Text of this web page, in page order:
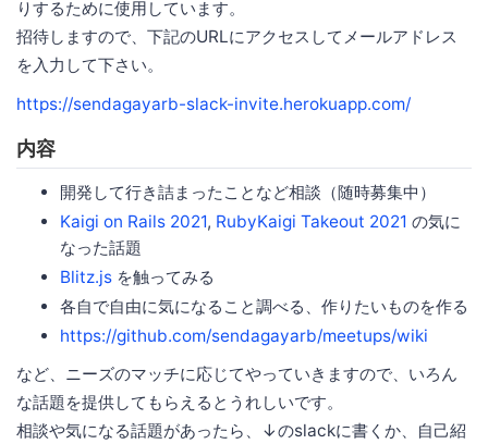
りするために使用しています。
招待しますので、下記のURLにアクセスしてメールアドレス
を入力して下さい。
https://sendagayarb-slack-invite.herokuapp.com/
内容
開発して行き詰まったことなど相談（随時募集中）
Kaigi on Rails 2021, RubyKaigi Takeout 2021 の気に
なった話題
Blitz.js を触ってみる
各自で自由に気になること調べる、作りたいものを作る
https://github.com/sendagayarb/meetups/wiki
など、ニーズのマッチに応じてやっていきますので、いろん
な話題を提供してもらえるとうれしいです。
相談や気になる話題があったら、↓のslackに書くか、自己紹